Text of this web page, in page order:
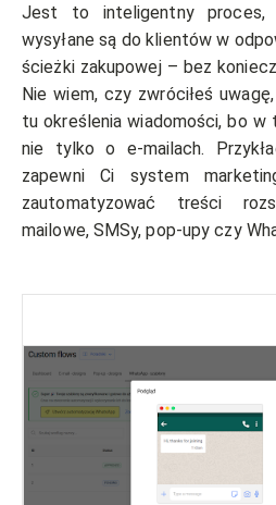
Jest to inteligentny proces,
wysyłane są do klientów w
ścieżki zakupowej – bez
Nie wiem, czy zwróciłeś
tu określenia wiadomości, bo w
nie tylko o e-mailach.
zapewni Ci system
zautomatyzować treści
mailowe, SMSy, pop-upy czy